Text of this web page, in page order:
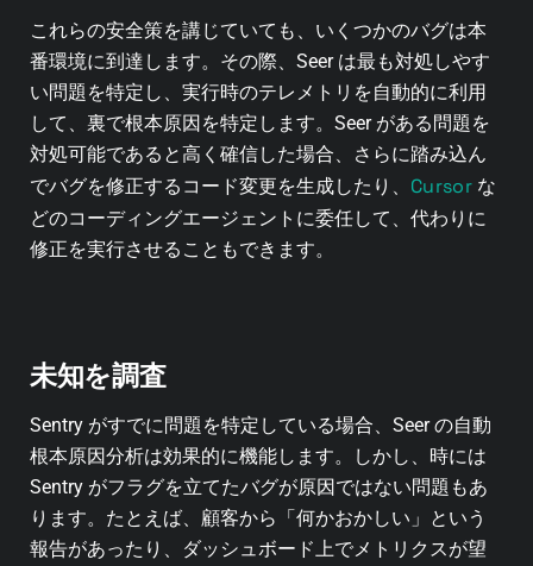
これらの安全策を講じていても、いくつかのバグは本
番環境に到達します。その際、Seer は最も対処しやす
い問題を特定し、実行時のテレメトリを自動的に利用
して、裏で根本原因を特定します。Seer がある問題を
対処可能であると高く確信した場合、さらに踏み込ん
でバグを修正するコード変更を生成したり、 Cursor な
どのコーディングエージェントに委任して、代わりに
修正を実行させることもできます。
未知を調査
Sentry がすでに問題を特定している場合、Seer の自動
根本原因分析は効果的に機能します。しかし、時には
Sentry がフラグを立てたバグが原因ではない問題もあ
ります。たとえば、顧客から「何かおかしい」という
報告があったり、ダッシュボード上でメトリクスが望